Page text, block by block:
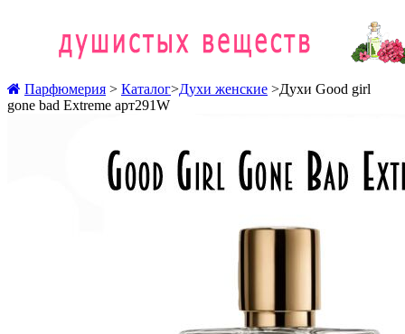
Парфюмерия > Каталог>Духи женские >Духи Good girl
gone bad Extreme арт291W